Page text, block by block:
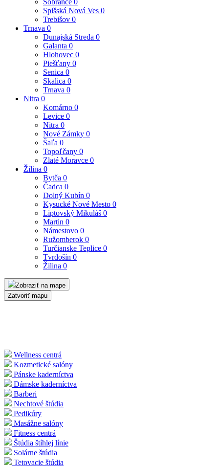
Sobrance 0
Spišská Nová Ves 0
Trebišov 0
Trnava 0
Dunajská Streda 0
Galanta 0
Hlohovec 0
Piešťany 0
Senica 0
Skalica 0
Trnava 0
Nitra 0
Komárno 0
Levice 0
Nitra 0
Nové Zámky 0
Šaľa 0
Topoľčany 0
Zlaté Moravce 0
Žilina 0
Bytča 0
Čadca 0
Dolný Kubín 0
Kysucké Nové Mesto 0
Liptovský Mikuláš 0
Martin 0
Námestovo 0
Ružomberok 0
Turčianske Teplice 0
Tvrdošín 0
Žilina 0
Zobraziť na mape
Zatvoriť mapu
Wellness centrá
Kozmetické salóny
Pánske kaderníctva
Dámske kaderníctva
Barberi
Nechtové štúdia
Pedikúry
Masážne salóny
Fitness centrá
Štúdia štíhlej línie
Solárne štúdia
Tetovacie štúdia